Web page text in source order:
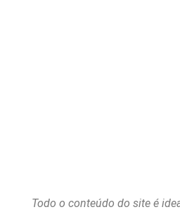
Todo o conteúdo do site é